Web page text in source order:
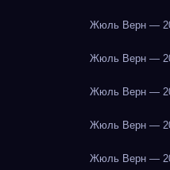
Жюль Верн —
Жюль Верн —
Жюль Верн —
Жюль Верн —
Жюль Верн —